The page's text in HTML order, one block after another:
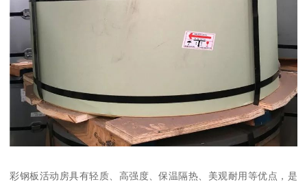
彩钢板活动房具有轻质、高强度、保温隔热、美观耐用等优点，是